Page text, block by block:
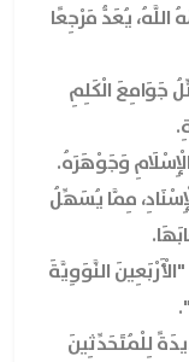
اللَّهُ، يُعَدُّ مَرْجِعًا
جَوَامِعَ الْكَلِمِ
وَجَوْهَرَهُ.
مِمَّا يُسَهِّلُ
النَّوَوِيَّةَ
لِلْمُتَحَدِّثِينَ